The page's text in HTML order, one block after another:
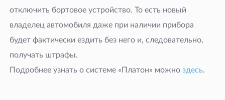
отключить бортовое устройство. То есть новый
владелец автомобиля даже при наличии прибора
будет фактически ездить без него и, следовательно,
получать штрафы.
Подробнее узнать о системе «Платон» можно здесь.